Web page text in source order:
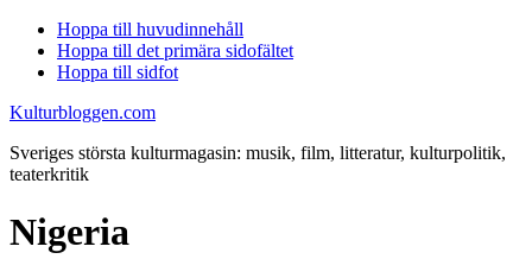
Hoppa till huvudinnehåll
Hoppa till det primära sidofältet
Hoppa till sidfot
Kulturbloggen.com
Sveriges största kulturmagasin: musik, film, litteratur, kulturpolitik,
teaterkritik
Nigeria